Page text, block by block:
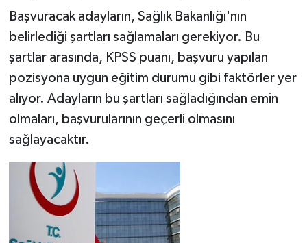
Başvuracak adayların, Sağlık Bakanlığı'nın
belirlediği şartları sağlamaları gerekiyor. Bu
şartlar arasında, KPSS puanı, başvuru yapılan
pozisyona uygun eğitim durumu gibi faktörler yer
alıyor. Adayların bu şartları sağladığından emin
olmaları, başvurularının geçerli olmasını
sağlayacaktır.